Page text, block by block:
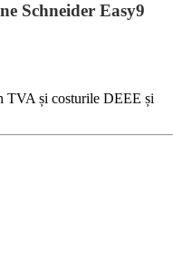
Schneider Easy9
TVA și costurile DEEE și